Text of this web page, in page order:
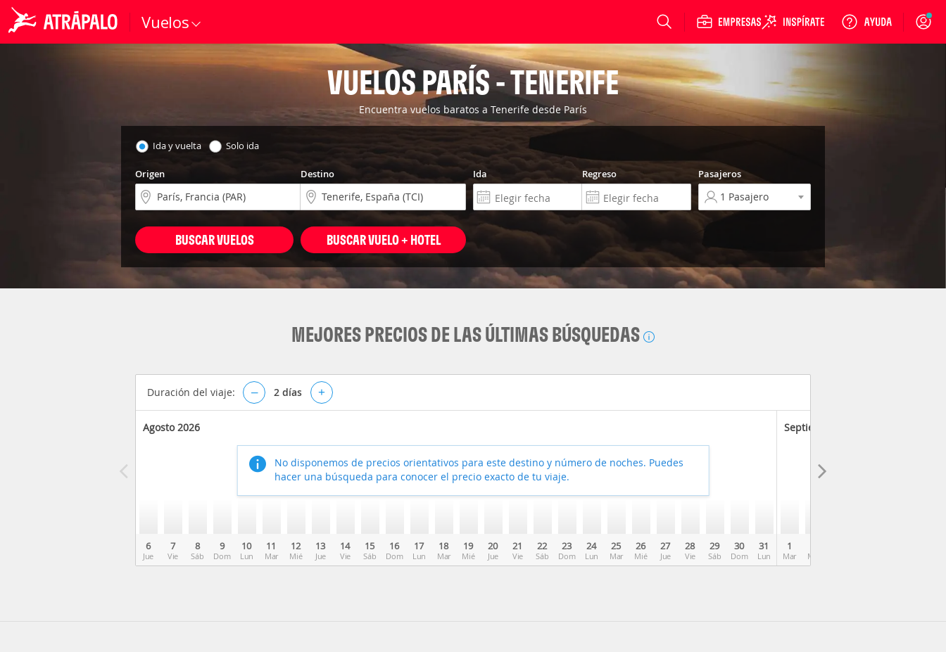
Vuelos Login
VUELOS PARÍS - TENERIFE
Encuentra vuelos baratos a Tenerife desde París
Ida y vuelta Solo ida
Origen Destino Ida Regreso Pasajeros
BUSCAR VUELOS BUSCAR VUELO + HOTEL
MEJORES PRECIOS DE LAS ÚLTIMAS BÚSQUEDAS
Duración del viaje: – 2 días +
Agosto 2026
6
Jue
7
Vie
8
Sáb
9
Dom
10
Lun
11
Mar
12
Mié
13
Jue
14
Vie
15
Sáb
16
Dom
17
Lun
18
Mar
19
Mié
20
Jue
21
Vie
22
Sáb
23
Dom
24
Lun
25
Mar
26
Mié
27
Jue
28
Vie
29
Sáb
30
Dom
31
Lun
Septiembre 2026
1
Mar Mié
No disponemos de precios orientativos para este destino y número de noches. Puedes
hacer una búsqueda para conocer el precio exacto de tu viaje.